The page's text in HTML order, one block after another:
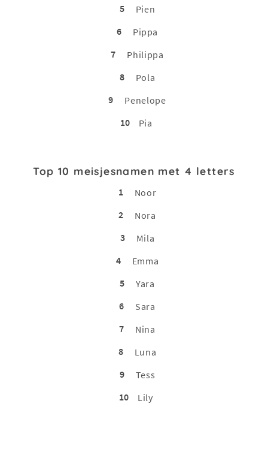
5
Pien
6
Pippa
7
Philippa
8
Pola
9
Penelope
10
Pia
Top 10 meisjesnamen met 4 letters
1
Noor
2
Nora
3
Mila
4
Emma
5
Yara
6
Sara
7
Nina
8
Luna
9
Tess
10
Lily